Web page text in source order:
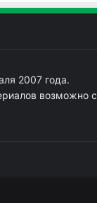
2007 года.
возможно с